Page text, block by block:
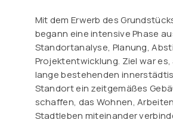
Mit dem Erwerb des
begann eine intensive Phase
Standortanalyse, Planung,
Projektentwicklung. Ziel war es,
lange bestehenden
Standort ein zeitgemäßes
schaffen, das Wohnen,
Stadtleben miteinander